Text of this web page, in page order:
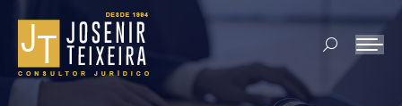
Search: